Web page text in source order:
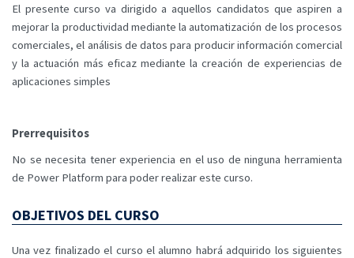
El presente curso va dirigido a aquellos candidatos que aspiren a
mejorar la productividad mediante la automatización de los procesos
comerciales, el análisis de datos para producir información comercial
y la actuación más eficaz mediante la creación de experiencias de
aplicaciones simples
Prerrequisitos
No se necesita tener experiencia en el uso de ninguna herramienta
de Power Platform para poder realizar este curso.
OBJETIVOS DEL CURSO
Una vez finalizado el curso el alumno habrá adquirido los siguientes